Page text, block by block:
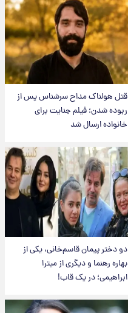
قتل هولناک مداح سرشناس پس از
ربوده شدن؛ فیلم جنایت برای
خانواده ارسال شد
دو دختر پیمان قاسم‌خانی، یکی از
بهاره رهنما و دیگری از میترا
ابراهیمی؛ در یک قاب!